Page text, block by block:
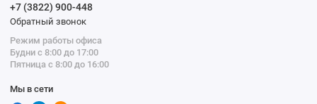
+7 (3822) 900-448
Обратный звонок
Режим работы офиса
Будни с 8:00 до 17:00
Пятница с 8:00 до 16:00
Мы в сети